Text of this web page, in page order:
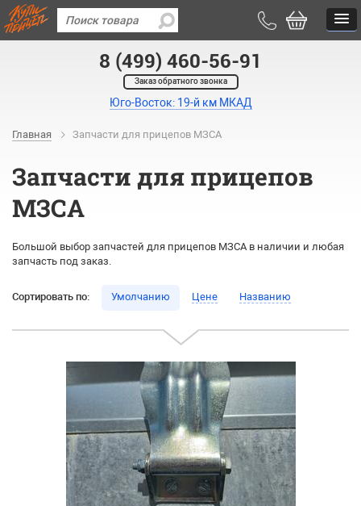
8 (499) 460-56-91
Заказ обратного звонка
Юго-Восток: 19-й км МКАД
Главная Запчасти для прицепов МЗСА
Запчасти для прицепов
МЗСА
Большой выбор запчастей для прицепов МЗСА в наличии и любая
запчасть под заказ.
Сортировать по: Умолчанию Цене Названию